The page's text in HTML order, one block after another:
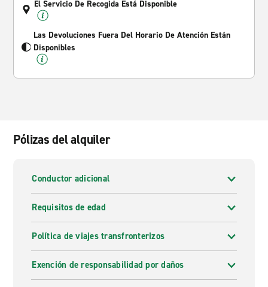
El Servicio De Recogida Está Disponible
Las Devoluciones Fuera Del Horario De Atención Están
Disponibles
Pólizas del alquiler
Conductor adicional
Requisitos de edad
Política de viajes transfronterizos
Exención de responsabilidad por daños